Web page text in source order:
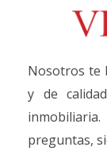
Nosotros te
y de
preguntas,